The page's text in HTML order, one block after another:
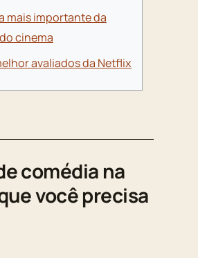
mais importante da
cinema
avaliados da Netflix
comédia na
você precisa